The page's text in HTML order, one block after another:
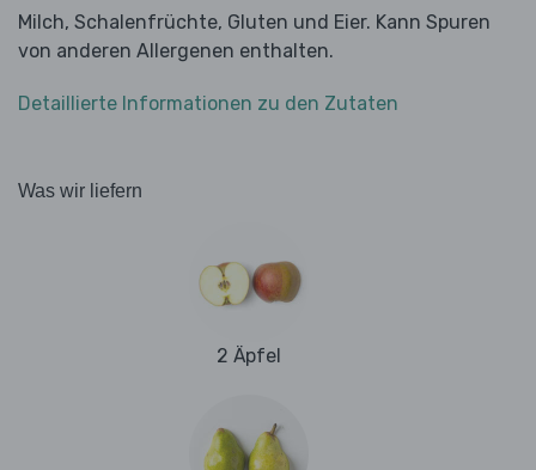
Milch, Schalenfrüchte, Gluten und Eier. Kann Spuren
von anderen Allergenen enthalten.
Detaillierte Informationen zu den Zutaten
Was wir liefern
2 Äpfel